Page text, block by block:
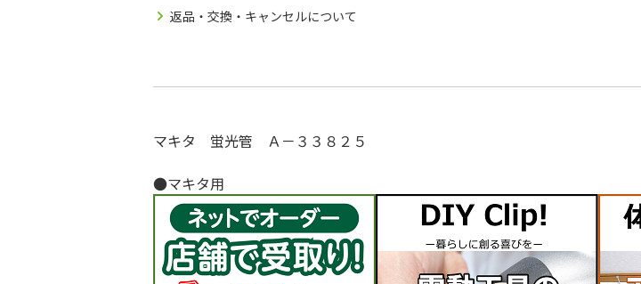
返品・交換・キャンセルについて
マキタ 蛍光管 Ａ－３３８２５
●マキタ用